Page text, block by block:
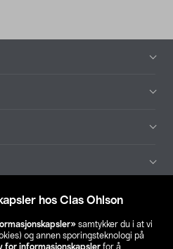
hos Clas Ohlson
samtykker du i at vi
og annen sporingsteknologi på
for informasjonskapsler for å
din butikk